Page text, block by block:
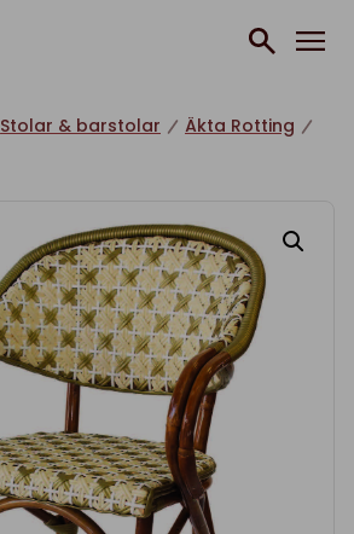
Stolar & barstolar
Äkta Rotting